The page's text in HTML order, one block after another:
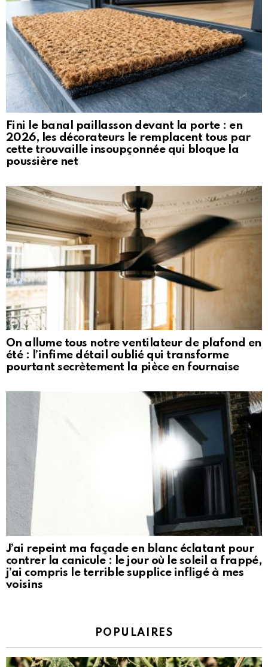
Fini le banal paillasson devant la porte : en
2026, les décorateurs le remplacent tous par
cette trouvaille insoupçonnée qui bloque la
poussière net
On allume tous notre ventilateur de plafond en
été : l’infime détail oublié qui transforme
pourtant secrètement la pièce en fournaise
J’ai repeint ma façade en blanc éclatant pour
contrer la canicule : le jour où le soleil a frappé,
j’ai compris le terrible supplice infligé à mes
voisins
POPULAIRES